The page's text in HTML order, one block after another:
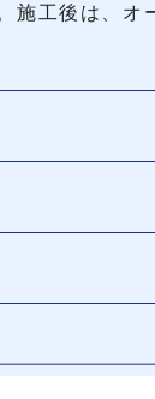
施工後は、オ